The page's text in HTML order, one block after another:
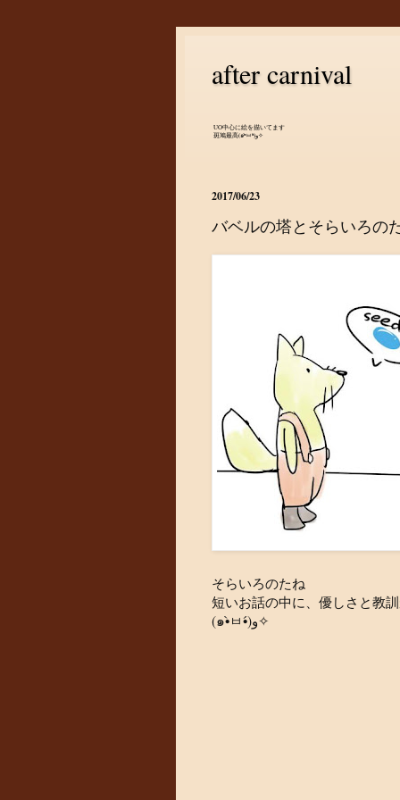
after carnival
UO中心に絵を描いてます
斑鳩最高(๑•̀ㅂ•́)و✧
2017/06/23
バベルの塔とそらいろの
そらいろのたね
短いお話の中に、優しさと教
(๑•̀ㅂ•́)و✧